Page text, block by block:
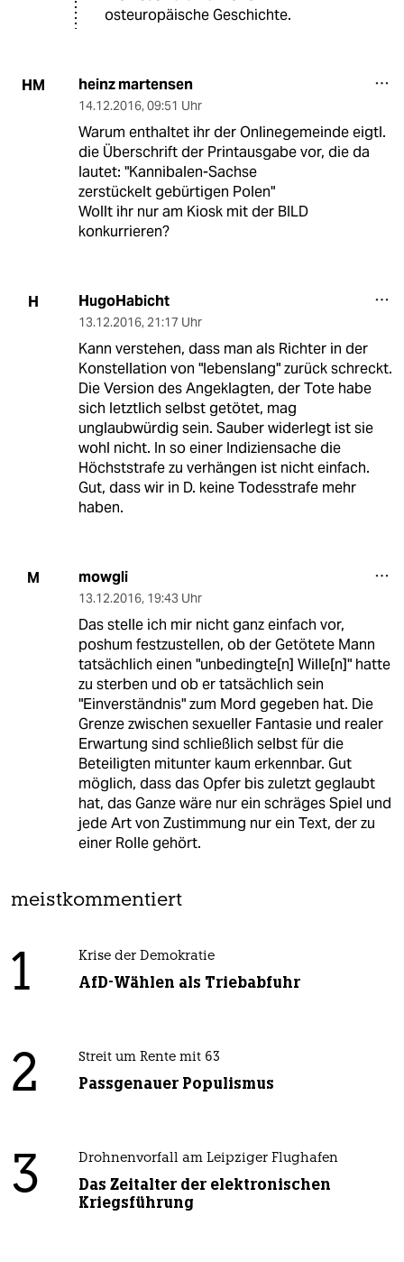
osteuropäische Geschichte.
HM heinz martensen
14.12.2016, 09:51 Uhr
Warum enthaltet ihr der Onlinegemeinde eigtl.
die Überschrift der Printausgabe vor, die da
lautet: "Kannibalen-Sachse
zerstückelt gebürtigen Polen"
Wollt ihr nur am Kiosk mit der BILD
konkurrieren?
H HugoHabicht
13.12.2016, 21:17 Uhr
Kann verstehen, dass man als Richter in der
Konstellation von "lebenslang" zurück schreckt.
Die Version des Angeklagten, der Tote habe
sich letztlich selbst getötet, mag
unglaubwürdig sein. Sauber widerlegt ist sie
wohl nicht. In so einer Indiziensache die
Höchststrafe zu verhängen ist nicht einfach.
Gut, dass wir in D. keine Todesstrafe mehr
haben.
M mowgli
13.12.2016, 19:43 Uhr
Das stelle ich mir nicht ganz einfach vor,
poshum festzustellen, ob der Getötete Mann
tatsächlich einen "unbedingte[n] Wille[n]" hatte
zu sterben und ob er tatsächlich sein
"Einverständnis" zum Mord gegeben hat. Die
Grenze zwischen sexueller Fantasie und realer
Erwartung sind schließlich selbst für die
Beteiligten mitunter kaum erkennbar. Gut
möglich, dass das Opfer bis zuletzt geglaubt
hat, das Ganze wäre nur ein schräges Spiel und
jede Art von Zustimmung nur ein Text, der zu
einer Rolle gehört.
meistkommentiert
1 Krise der Demokratie
AfD-Wählen als Triebabfuhr
2 Streit um Rente mit 63
Passgenauer Populismus
3 Drohnenvorfall am Leipziger Flughafen
Das Zeitalter der elektronischen
Kriegsführung